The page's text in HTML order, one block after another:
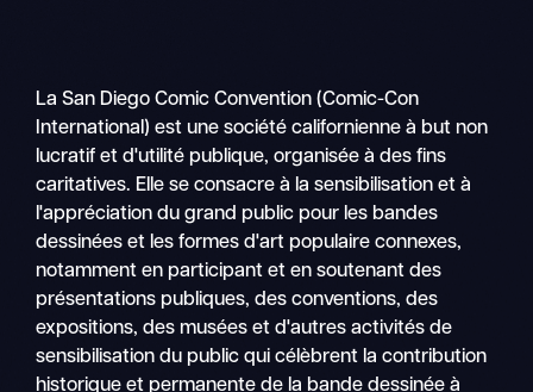
La San Diego Comic Convention (Comic-Con
International) est une société californienne à but non
lucratif et d'utilité publique, organisée à des fins
caritatives. Elle se consacre à la sensibilisation et à
l'appréciation du grand public pour les bandes
dessinées et les formes d'art populaire connexes,
notamment en participant et en soutenant des
présentations publiques, des conventions, des
expositions, des musées et d'autres activités de
sensibilisation du public qui célèbrent la contribution
historique et permanente de la bande dessinée à